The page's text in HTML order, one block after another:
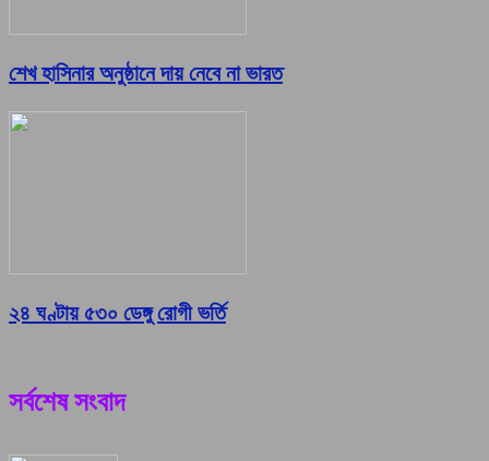
শেখ হাসিনার অনুষ্ঠানে দায় নেবে না ভারত
২৪ ঘণ্টায় ৫৩০ ডেঙ্গু রোগী ভর্তি
সর্বশেষ সংবাদ